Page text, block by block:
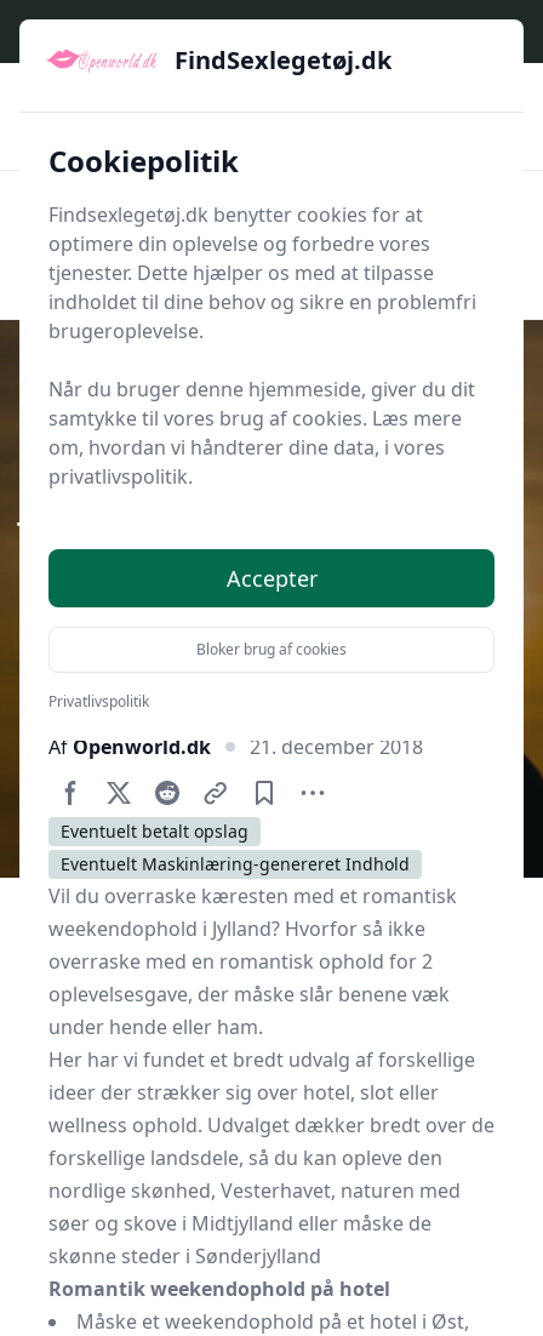
Søg nu
Søg nu
Udgivet iOplevelser
Romantisk weekendophold i
Af Openworld.dk 21. december 2018
Eventuelt betalt opslag
Eventuelt Maskinlæring-genereret Indhold
Vil du overraske kæresten med et romantisk
weekendophold i Jylland? Hvorfor så ikke
overraske med en romantisk ophold for 2
oplevelsesgave, der måske slår benene væk
under hende eller ham.
Her har vi fundet et bredt udvalg af forskellige
ideer der strækker sig over hotel, slot eller
wellness ophold. Udvalget dækker bredt over de
forskellige landsdele, så du kan opleve den
nordlige skønhed, Vesterhavet, naturen med
søer og skove i Midtjylland eller måske de
skønne steder i Sønderjylland
Romantik weekendophold på hotel
Måske et weekendophold på et hotel i Øst,
FindSexlegetøj.dk
Cookiepolitik
Findsexlegetøj.dk benytter cookies for at
optimere din oplevelse og forbedre vores
tjenester. Dette hjælper os med at tilpasse
indholdet til dine behov og sikre en problemfri
brugeroplevelse.
Når du bruger denne hjemmeside, giver du dit
samtykke til vores brug af cookies. Læs mere
om, hvordan vi håndterer dine data, i vores
privatlivspolitik.
Accepter
Bloker brug af cookies
Privatlivspolitik